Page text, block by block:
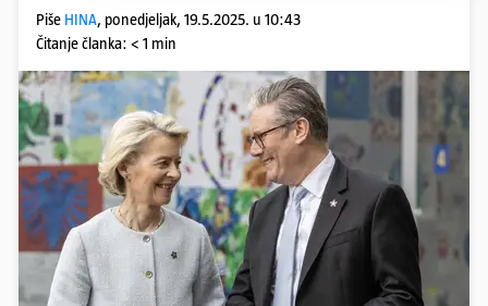
Piše HINA, ponedjeljak, 19.5.2025. u 10:43
Čitanje članka: < 1 min